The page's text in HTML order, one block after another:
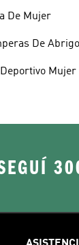
De Mujer
De Abrigo
Mujer